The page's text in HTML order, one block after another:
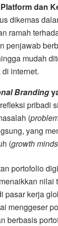
dan
dikemas
ramah
penjawab
mudah
internet.
Branding
pribadi
(
yang
(growth
portofolio
nilai
pasar kerja
menggeser
berbasis